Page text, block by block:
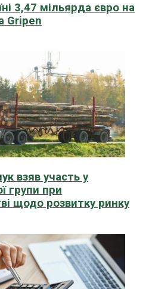
3,47 мільярда євро на
Gripen
взяв участь у
групи при
щодо розвитку ринку